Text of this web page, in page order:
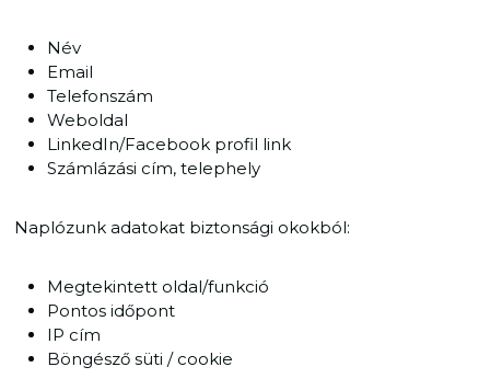
Név
Email
Telefonszám
Weboldal
LinkedIn/Facebook profil link
Számlázási cím, telephely
Naplózunk adatokat biztonsági okokból:
Megtekintett oldal/funkció
Pontos időpont
IP cím
Böngésző süti / cookie